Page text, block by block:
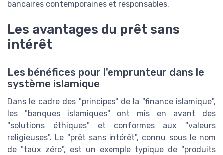
bancaires contemporaines et responsables.
Les avantages du prêt sans
intérêt
Les bénéfices pour l'emprunteur dans le
système islamique
Dans le cadre des "principes" de la "finance islamique",
les "banques islamiques" ont mis en avant des
"solutions éthiques" et conformes aux "valeurs
religieuses". Le "prêt sans intérêt", connu sous le nom
de "taux zéro", est un exemple typique de "produits